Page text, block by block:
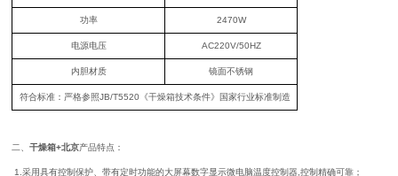
功率 2470W
电源电压 AC220V/50HZ
内胆材质 镜面不锈钢
符合标准：严格参照JB/T5520《干燥箱技术条件》国家行业标准制造
二、干燥箱+北京产品特点：
1.采用具有控制保护、带有定时功能的大屏幕数字显示微电脑温度控制器,控制精确可靠；